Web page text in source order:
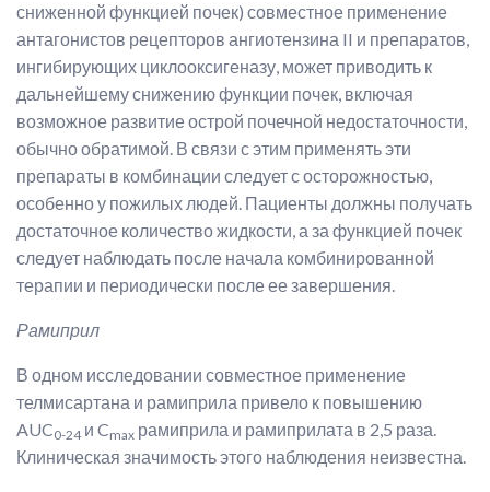
сниженной функцией почек) совместное применение
антагонистов рецепторов ангиотензина II и препаратов,
ингибирующих циклооксигеназу, может приводить к
дальнейшему снижению функции почек, включая
возможное развитие острой почечной недостаточности,
обычно обратимой. В связи с этим применять эти
препараты в комбинации следует с осторожностью,
особенно у пожилых людей. Пациенты должны получать
достаточное количество жидкости, а за функцией почек
следует наблюдать после начала комбинированной
терапии и периодически после ее завершения.
Рамиприл
В одном исследовании совместное применение
телмисартана и рамиприла привело к повышению
AUC0-24 и Cmax рамиприла и рамиприлата в 2,5 раза.
Клиническая значимость этого наблюдения неизвестна.